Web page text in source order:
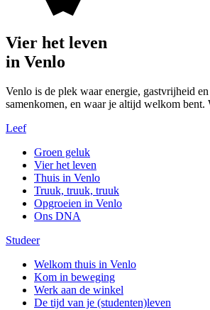
Vier het leven
in Venlo
Venlo is de plek waar energie, gastvrijheid
samenkomen, en waar je altijd welkom bent.
Leef
Groen geluk
Vier het leven
Thuis in Venlo
Truuk, truuk, truuk
Opgroeien in Venlo
Ons DNA
Studeer
Welkom thuis in Venlo
Kom in beweging
Werk aan de winkel
De tijd van je (studenten)leven